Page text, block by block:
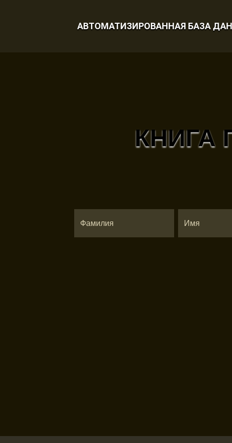
АВТОМАТИЗИРОВАННАЯ БАЗА
КНИГА